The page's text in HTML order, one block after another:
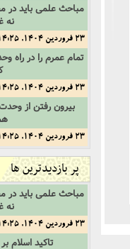
مباحث علمی باید
نه
23 فروردین 1404, 14:25
تمام عمرم را در
23 فروردین 1404, 14:25
بیرون رفتن از
23 فروردین 1404, 14:25
پر بازدیدترین ها
مباحث علمی باید
نه
23 فروردین 1404, 14:25
تاکید اسلام